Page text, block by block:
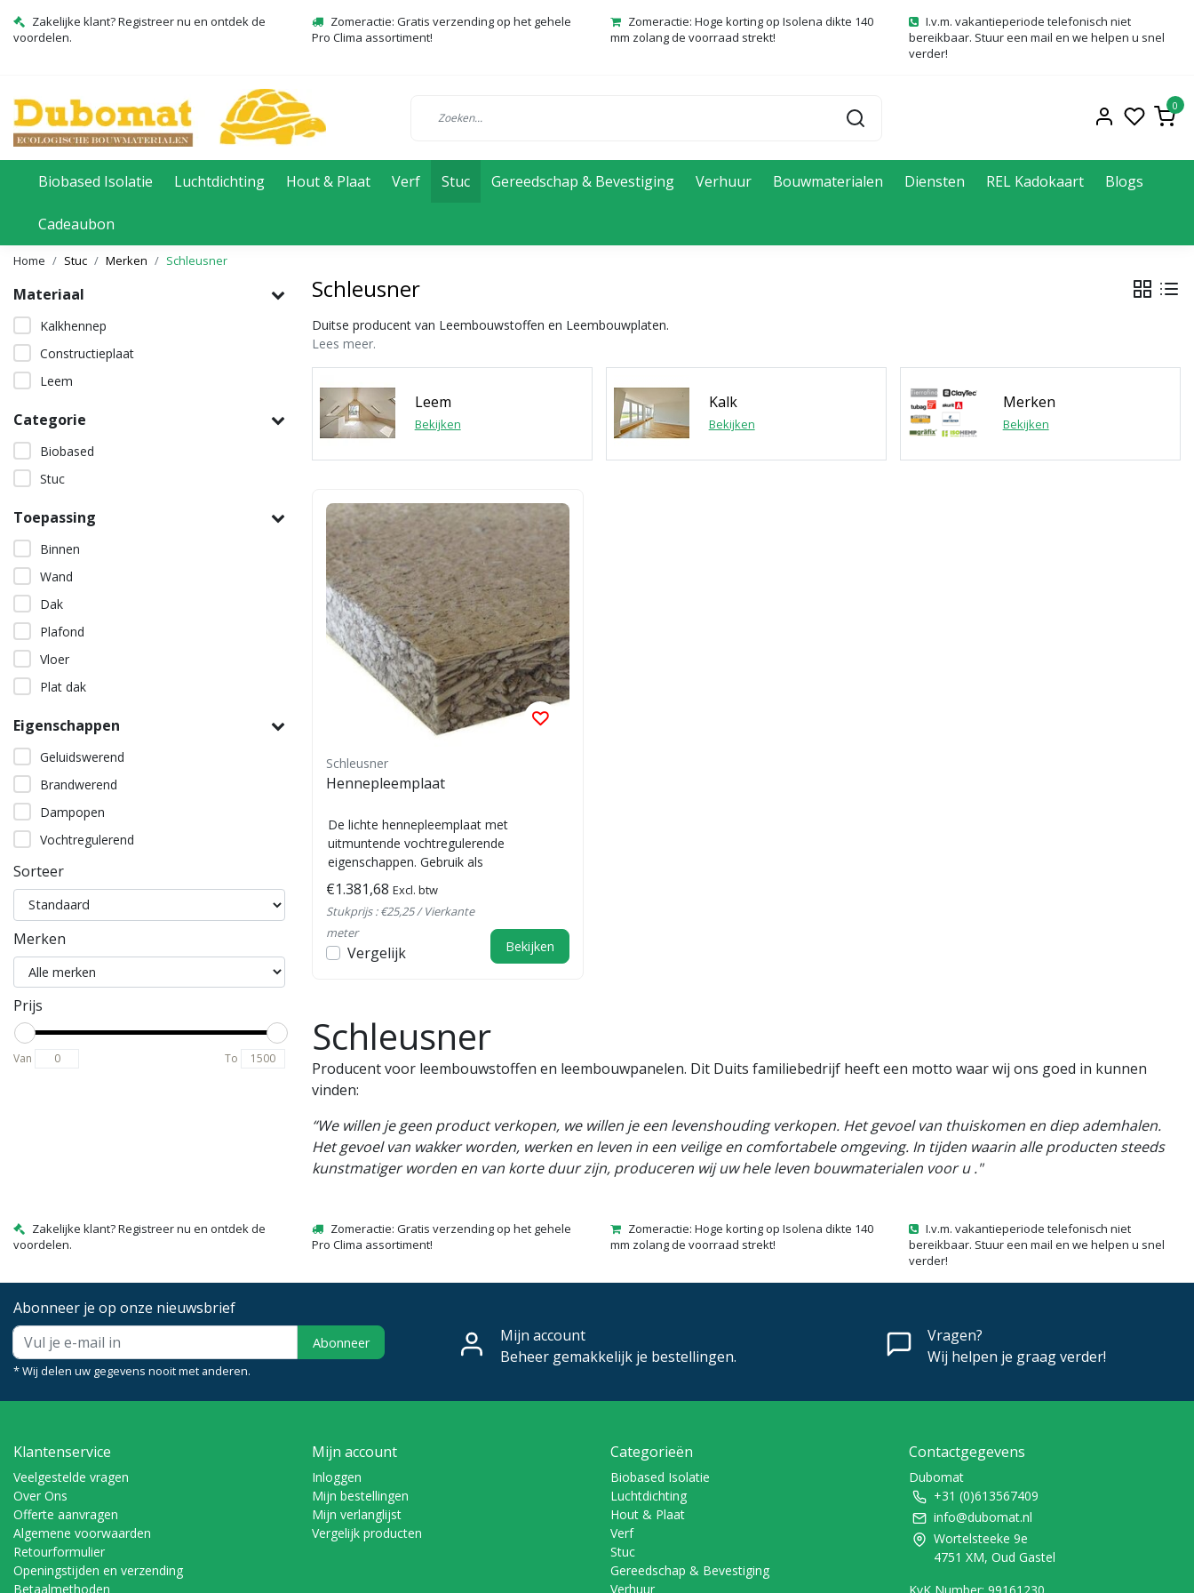
Zakelijke klant? Registreer nu en ontdek de
voordelen.
Zomeractie: Gratis verzending op het gehele
Pro Clima assortiment!
Zomeractie: Hoge korting op Isolena dikte 140
mm zolang de voorraad strekt!
I.v.m. vakantieperiode telefonisch niet
bereikbaar. Stuur een mail en we helpen u snel
verder!
0
Biobased Isolatie Luchtdichting Hout & Plaat Verf Stuc Gereedschap & Bevestiging Verhuur Bouwmaterialen Diensten REL Kadokaart Blogs
Cadeaubon
Home Stuc Merken Schleusner
Materiaal
Kalkhennep
Constructieplaat
Leem
Categorie
Biobased
Stuc
Toepassing
Binnen
Wand
Dak
Plafond
Vloer
Plat dak
Eigenschappen
Geluidswerend
Brandwerend
Dampopen
Vochtregulerend
Sorteer
Merken
Prijs
Van To
Schleusner
Duitse producent van Leembouwstoffen en Leembouwplaten.
Lees meer.
Leem
Bekijken
Kalk
Bekijken
Merken
Bekijken
Schleusner
Hennepleemplaat
De lichte hennepleemplaat met
uitmuntende vochtregulerende
eigenschappen. Gebruik als
bouwbiologische afbouwplaat bij ho...
€1.381,68 Excl. btw
Stukprijs : €25,25 / Vierkante
meter
Vergelijk Bekijken
Schleusner
Producent voor leembouwstoffen en leembouwpanelen. Dit Duits familiebedrijf heeft een motto waar wij ons goed in kunnen
vinden:
“We willen je geen product verkopen, we willen je een levenshouding verkopen. Het gevoel van thuiskomen en diep ademhalen.
Het gevoel van wakker worden, werken en leven in een veilige en comfortabele omgeving. In tijden waarin alle producten steeds
kunstmatiger worden en van korte duur zijn, produceren wij uw hele leven bouwmaterialen voor u."
Zakelijke klant? Registreer nu en ontdek de
voordelen.
Zomeractie: Gratis verzending op het gehele
Pro Clima assortiment!
Zomeractie: Hoge korting op Isolena dikte 140
mm zolang de voorraad strekt!
I.v.m. vakantieperiode telefonisch niet
bereikbaar. Stuur een mail en we helpen u snel
verder!
Abonneer je op onze nieuwsbrief
Abonneer
* Wij delen uw gegevens nooit met anderen.
Mijn account
Beheer gemakkelijk je bestellingen.
Vragen?
Wij helpen je graag verder!
Klantenservice
Veelgestelde vragen
Over Ons
Offerte aanvragen
Algemene voorwaarden
Retourformulier
Openingstijden en verzending
Betaalmethoden
Mijn account
Inloggen
Mijn bestellingen
Mijn verlanglijst
Vergelijk producten
Categorieën
Biobased Isolatie
Luchtdichting
Hout & Plaat
Verf
Stuc
Gereedschap & Bevestiging
Verhuur
Contactgegevens
Dubomat
+31 (0)613567409
info@dubomat.nl
Wortelsteeke 9e
4751 XM, Oud Gastel